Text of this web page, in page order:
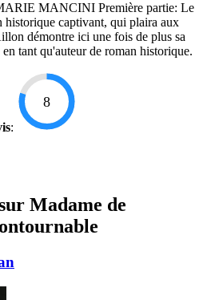
MANCINI Première partie: Le
historique captivant, qui plaira aux
démontre ici une fois de plus sa
tant qu'auteur de roman historique.
:
8
Madame de